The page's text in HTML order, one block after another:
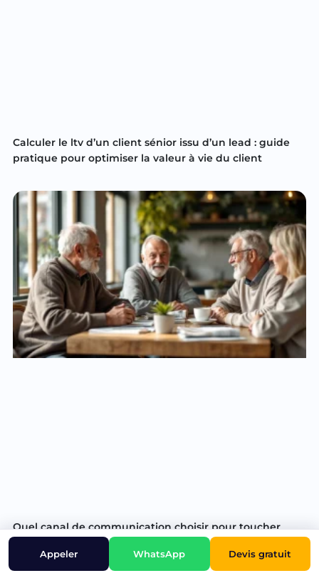
Calculer le ltv d’un client sénior issu d’un lead : guide
pratique pour optimiser la valeur à vie du client
Quel canal de communication choisir pour toucher
efficacement les leads séniors ?
Appeler WhatsApp Devis gratuit